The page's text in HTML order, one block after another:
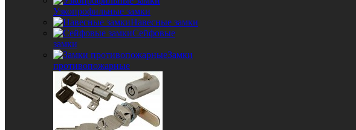
Узкопрофильные замки
Навесные замки
Сейфовые
замки
Замки
противопожарные